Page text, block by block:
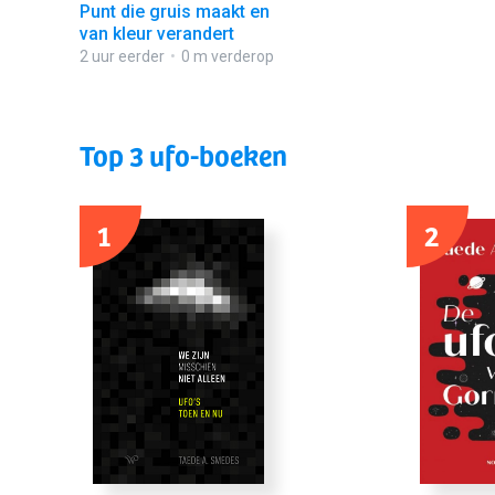
Punt die gruis maakt en
van kleur verandert
2 uur eerder 0 m verderop
Top 3 ufo-boeken
1
2